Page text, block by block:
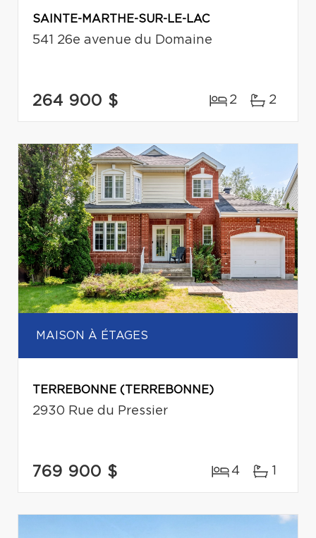
SAINTE-MARTHE-SUR-LE-LAC
541 26e avenue du Domaine
264 900 $ 2 2
MAISON À ÉTAGES
TERREBONNE (TERREBONNE)
2930 Rue du Pressier
769 900 $ 4 1